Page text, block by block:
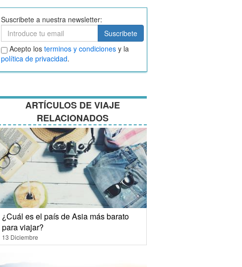
Suscribete a nuestra newsletter:
Suscribete
Suscribete
Aceptar
términos
y
condiciones
Acepto los terminos y condiciones y la
política de privacidad.
ARTÍCULOS DE VIAJE
RELACIONADOS
¿Cuál es el país de Asia más barato
para viajar?
13 Diciembre